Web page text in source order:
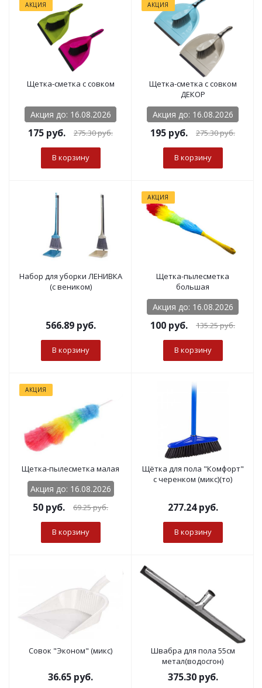
АКЦИЯ
Щетка-сметка с совком
Акция до: 16.08.2026
175 руб. 275.30руб.
В корзину
АКЦИЯ
Щетка-сметка с совком
ДЕКОР
Акция до: 16.08.2026
195 руб. 275.30руб.
В корзину
Набор для уборки ЛЕНИВКА
(с веником)
566.89руб.
В корзину
АКЦИЯ
Щетка-пылесметка
большая
Акция до: 16.08.2026
100 руб. 135.25руб.
В корзину
АКЦИЯ
Щетка-пылесметка малая
Акция до: 16.08.2026
50 руб. 69.25руб.
В корзину
Щётка для пола "Комфорт"
с черенком (микс)(то)
277.24руб.
В корзину
Совок "Эконом" (микс)
36.65 руб.
Швабра для пола 55см
метал(водосгон)
375.30руб.